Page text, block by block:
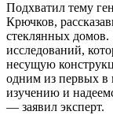
Подхватил тему
Крючков,
стеклянных домов.
исследований,
несущую
одним из первых в
изучению и
— заявил эксперт.